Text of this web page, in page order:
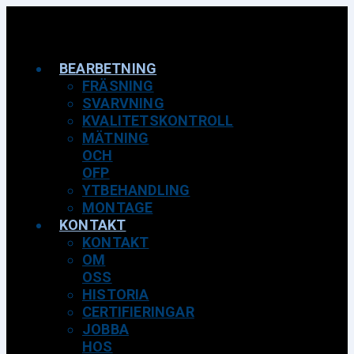
BEARBETNING
FRÄSNING
SVARVNING
KVALITETSKONTROLL
MÄTNING
OCH
OFP
YTBEHANDLING
MONTAGE
KONTAKT
KONTAKT
OM
OSS
HISTORIA
CERTIFIERINGAR
JOBBA
HOS